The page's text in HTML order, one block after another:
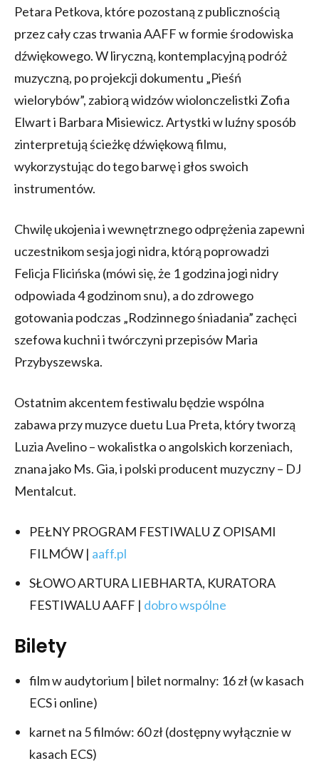
Petara Petkova, które pozostaną z publicznością
przez cały czas trwania AAFF w formie środowiska
dźwiękowego. W liryczną, kontemplacyjną podróż
muzyczną, po projekcji dokumentu „Pieśń
wielorybów”, zabiorą widzów wiolonczelistki Zofia
Elwart i Barbara Misiewicz. Artystki w luźny sposób
zinterpretują ścieżkę dźwiękową filmu,
wykorzystując do tego barwę i głos swoich
instrumentów.
Chwilę ukojenia i wewnętrznego odprężenia zapewni
uczestnikom sesja jogi nidra, którą poprowadzi
Felicja Flicińska (mówi się, że 1 godzina jogi nidry
odpowiada 4 godzinom snu), a do zdrowego
gotowania podczas „Rodzinnego śniadania” zachęci
szefowa kuchni i twórczyni przepisów Maria
Przybyszewska.
Ostatnim akcentem festiwalu będzie wspólna
zabawa przy muzyce duetu Lua Preta, który tworzą
Luzia Avelino – wokalistka o angolskich korzeniach,
znana jako Ms. Gia, i polski producent muzyczny – DJ
Mentalcut.
PEŁNY PROGRAM FESTIWALU Z OPISAMI
FILMÓW | aaff.pl
SŁOWO ARTURA LIEBHARTA, KURATORA
FESTIWALU AAFF | dobro wspólne
Bilety
film w audytorium | bilet normalny: 16 zł (w kasach
ECS i online)
karnet na 5 filmów: 60 zł (dostępny wyłącznie w
kasach ECS)